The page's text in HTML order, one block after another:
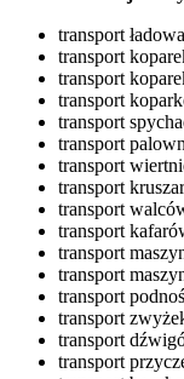
transport
transport
transport
transport
transport
transport
transport
transport
transport
transport
transport
transport
transport
transport
transport
transport